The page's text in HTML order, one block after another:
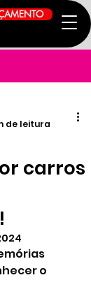
carros
de leitura
o